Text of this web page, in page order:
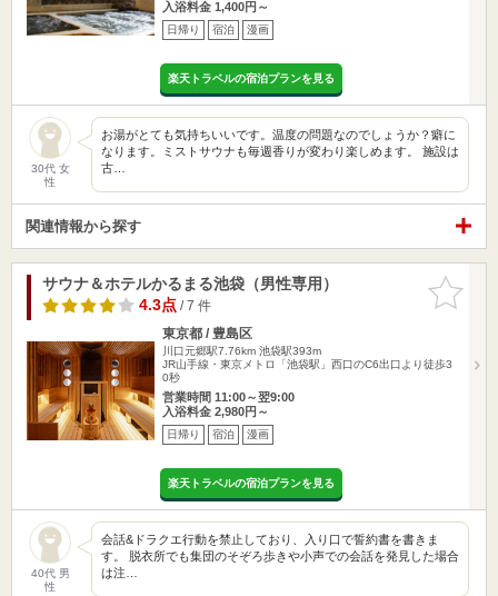
入浴料金 1,400円～
日帰り 宿泊 漫画
楽天トラベルの宿泊プランを見る
30代 女
性
お湯がとても気持ちいいです。温度の問題なのでしょうか？癖に
なります。ミストサウナも毎週香りが変わり楽しめます。 施設は
古…
関連情報から探す
お気に入
りに追加
サウナ＆ホテルかるまる池袋（男性専用）
4.3点/ 7 件
東京都 / 豊島区
川口元郷駅7.76km 池袋駅393m
JR山手線・東京メトロ「池袋駅」西口のC6出口より徒歩3
0秒
営業時間 11:00～翌9:00
入浴料金 2,980円～
日帰り 宿泊 漫画
楽天トラベルの宿泊プランを見る
40代 男
性
会話&ドラクエ行動を禁止しており、入り口で誓約書を書きま
す。 脱衣所でも集団のそぞろ歩きや小声での会話を発見した場合
は注…